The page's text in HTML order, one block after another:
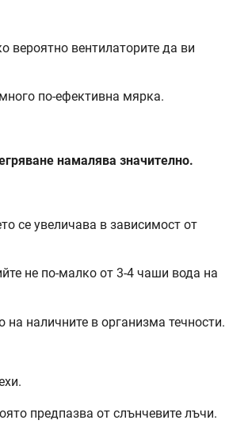
вероятно вентилаторите да ви
по-ефективна мярка.
намалява значително.
се увеличава в зависимост от
не по-малко от 3-4 чаши вода на
на наличните в организма течности.
предпазва от слънчевите лъчи.